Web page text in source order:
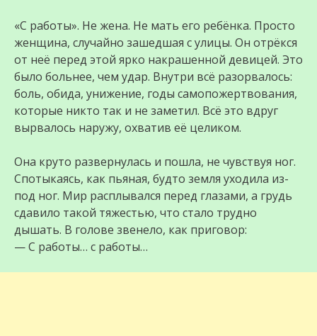
«С работы». Не жена. Не мать его ребёнка. Просто
женщина, случайно зашедшая с улицы. Он отрёкся
от неё перед этой ярко накрашенной девицей. Это
было больнее, чем удар. Внутри всё разорвалось:
боль, обида, унижение, годы самопожертвования,
которые никто так и не заметил. Всё это вдруг
вырвалось наружу, охватив её целиком.
Она круто развернулась и пошла, не чувствуя ног.
Спотыкаясь, как пьяная, будто земля уходила из-
под ног. Мир расплывался перед глазами, а грудь
сдавило такой тяжестью, что стало трудно
дышать. В голове звенело, как приговор:
— С работы… с работы…